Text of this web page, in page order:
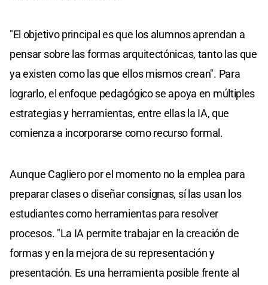
"El objetivo principal es que los alumnos aprendan a
pensar sobre las formas arquitectónicas, tanto las que
ya existen como las que ellos mismos crean". Para
lograrlo, el enfoque pedagógico se apoya en múltiples
estrategias y herramientas, entre ellas la IA, que
comienza a incorporarse como recurso formal.
Aunque Cagliero por el momento no la emplea para
preparar clases o diseñar consignas, sí las usan los
estudiantes como herramientas para resolver
procesos. "La IA permite trabajar en la creación de
formas y en la mejora de su representación y
presentación. Es una herramienta posible frente al